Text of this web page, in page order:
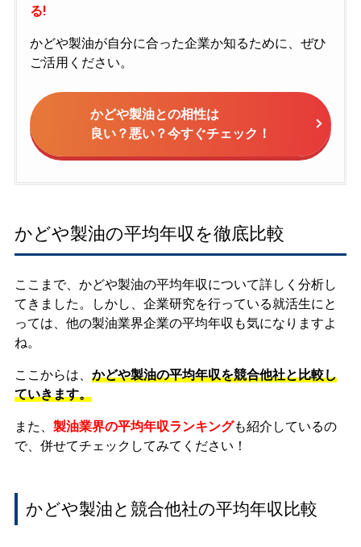
る!
かどや製油が自分に合った企業か知るために、ぜひ
ご活用ください。
かどや製油との相性は
良い？悪い？今すぐチェック！
かどや製油の平均年収を徹底比較
ここまで、かどや製油の平均年収について詳しく分析し
てきました。しかし、企業研究を行っている就活生にと
っては、他の製油業界企業の平均年収も気になりますよ
ね。
ここからは、 かどや製油の平均年収を競合他社と比較し
ていきます。
また、 製油業界の平均年収ランキングも紹介しているの
で、併せてチェックしてみてください！
かどや製油と競合他社の平均年収比較